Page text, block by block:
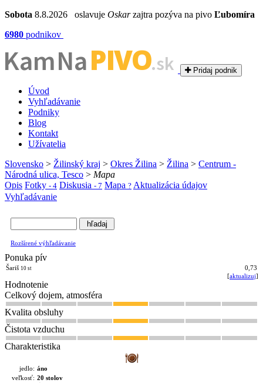
Sobota 8.8.2026 oslavuje Oskarzajtra pozýva na pivo Ľubomíra
6980 podnikov
Kam NaPIVO.sk Pridaj podnik
Úvod
Vyhľadávanie
Podniky
Blog
Kontakt
Užívatelia
Slovensko > Žilinský kraj > Okres Žilina > Žilina > Centrum -
Národná ulica, Tesco > Mapa
Opis Fotky - 4 Diskusia - 7 Mapa ? Aktualizácia údajov
Vyhľadávanie
Rozšírené výhľadávanie
Ponuka pív
Šariš 10 st
0,73
[aktualizuj]
Hodnotenie
Celkový dojem, atmosféra
Kvalita obsluhy
Čistota vzduchu
Charakteristika
jedlo: áno
veľkosť: 20 stolov